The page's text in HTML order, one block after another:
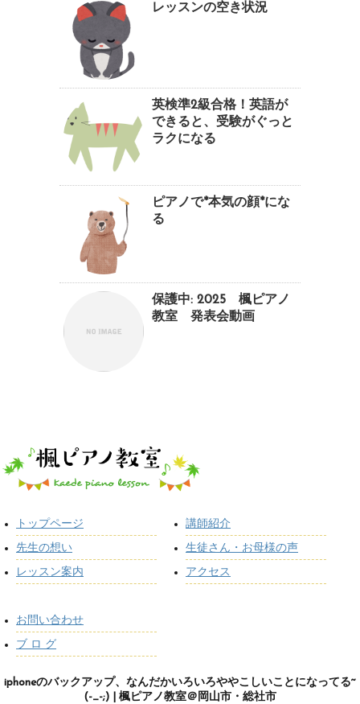
レッスンの空き状況
英検準2級合格！英語が
できると、受験がぐっと
ラクになる
ピアノで*本気の顔*にな
る
保護中: 2025 楓ピアノ
教室 発表会動画
トップページ
先生の想い
レッスン案内
講師紹介
生徒さん・お母様の声
アクセス
お問い合わせ
ブ ロ グ
iphoneのバックアップ、なんだかいろいろややこしいことになってる~
(-_-;) | 楓ピアノ教室＠岡山市・総社市